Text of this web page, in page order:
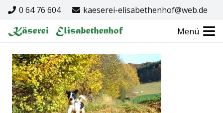
0 64 76 604
kaeserei-elisabethenhof@web.de
Menü